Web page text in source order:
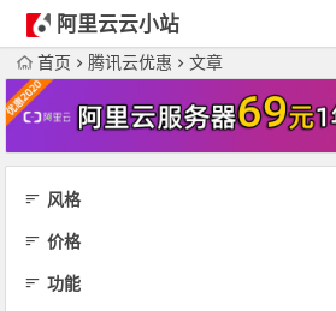
阿里云云小站
首页 腾讯云优惠 文章
风格
价格
功能